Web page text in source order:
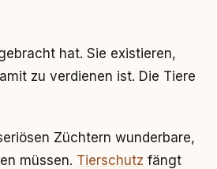
hat. Sie existieren,
zu verdienen ist. Die Tiere
Züchtern wunderbare,
müssen. Tierschutz fängt